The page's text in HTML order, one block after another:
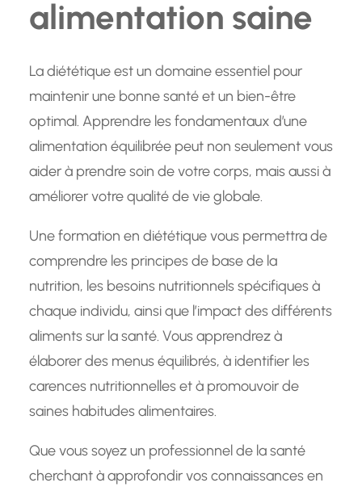
alimentation saine
La diététique est un domaine essentiel pour
maintenir une bonne santé et un bien-être
optimal. Apprendre les fondamentaux d’une
alimentation équilibrée peut non seulement vous
aider à prendre soin de votre corps, mais aussi à
améliorer votre qualité de vie globale.
Une formation en diététique vous permettra de
comprendre les principes de base de la
nutrition, les besoins nutritionnels spécifiques à
chaque individu, ainsi que l’impact des différents
aliments sur la santé. Vous apprendrez à
élaborer des menus équilibrés, à identifier les
carences nutritionnelles et à promouvoir de
saines habitudes alimentaires.
Que vous soyez un professionnel de la santé
cherchant à approfondir vos connaissances en